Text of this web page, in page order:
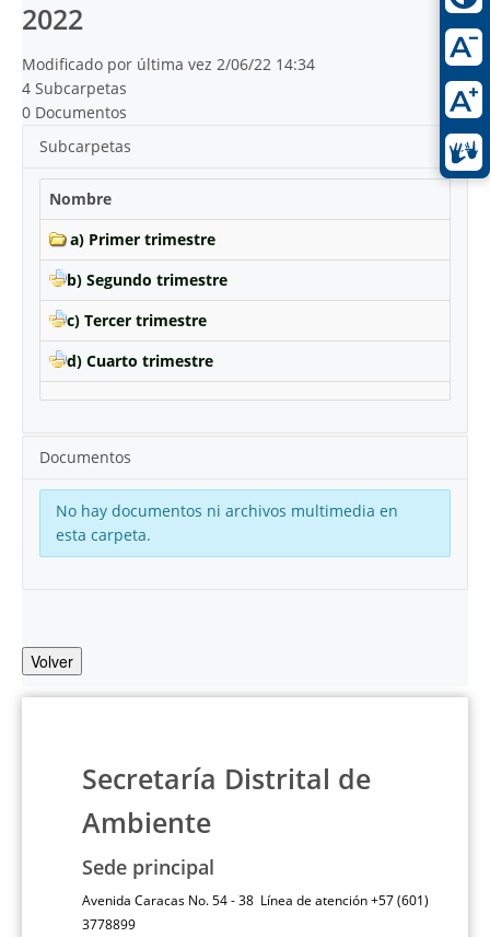
2022
Modificado por última vez 2/06/22 14:34
4 Subcarpetas
0 Documentos
Subcarpetas
Nombre
a) Primer trimestre
b) Segundo trimestre
c) Tercer trimestre
d) Cuarto trimestre
Documentos
No hay documentos ni archivos multimedia en
esta carpeta.
Volver
Secretaría Distrital de
Ambiente
Sede principal
Avenida Caracas No. 54 - 38 Línea de atención +57 (601)
3778899